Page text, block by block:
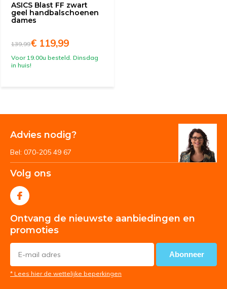
ASICS Blast FF zwart
geel handbalschoenen
dames
139,99€ 119,99
Voor 19.00u besteld. Dinsdag
in huis!
Advies nodig?
Bel: 070-205 49 67
Volg ons
Ontvang de nieuwste aanbiedingen en
promoties
Abonneer
* Lees hier de wettelijke beperkingen